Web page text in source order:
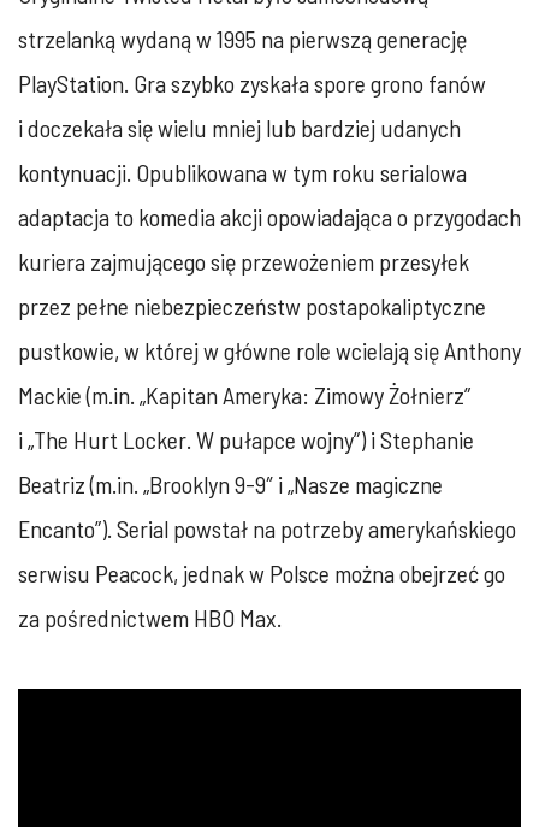
strzelanką wydaną w 1995 na pierwszą generację
PlayStation. Gra szybko zyskała spore grono fanów
i doczekała się wielu mniej lub bardziej udanych
kontynuacji. Opublikowana w tym roku serialowa
adaptacja to komedia akcji opowiadająca o przygodach
kuriera zajmującego się przewożeniem przesyłek
przez pełne niebezpieczeństw postapokaliptyczne
pustkowie, w której w główne role wcielają się Anthony
Mackie (m.in. „Kapitan Ameryka: Zimowy Żołnierz”
i „The Hurt Locker. W pułapce wojny”) i Stephanie
Beatriz (m.in. „Brooklyn 9-9″ i „Nasze magiczne
Encanto”). Serial powstał na potrzeby amerykańskiego
serwisu Peacock, jednak w Polsce można obejrzeć go
za pośrednictwem HBO Max.